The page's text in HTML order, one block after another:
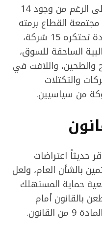
أما في قطاع المحروقات فعلى الرغم من وجود 14
القطاع برمته
ومثلها قطاع السيارات الجديدة تحتكره 15 شركة،
الساحقة للسوق،
والطحين، واللافت في
والتكتلات
من سياسيين.
حديثاً اعتراضات
بالشأن العام، ولعل
حماية المستهلك
بالقانون أمام